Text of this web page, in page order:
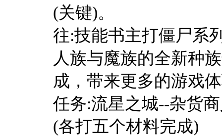
(关键)。
往:技能书主打僵尸系
人族与魔族的全新种
成，带来更多的游戏
任务:流星之城--杂货
(各打五个材料完成)